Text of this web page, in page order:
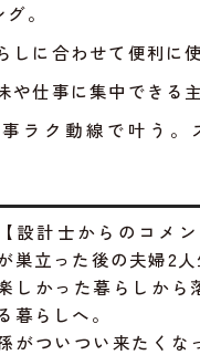
。
に合わせて便利に使
仕事に集中できる主
ラク動線で叶う。
【設計士からのコメ
巣立った後の夫婦2人
しかった暮らしから
暮らしへ。
がついつい来たくな